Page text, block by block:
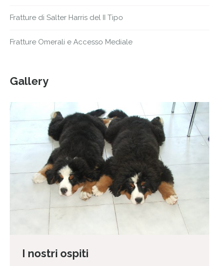
Fratture di Salter Harris del II Tipo
Fratture Omerali e Accesso Mediale
Gallery
I nostri ospiti